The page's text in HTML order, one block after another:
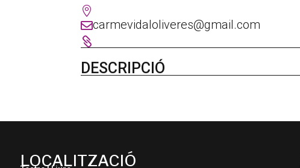

carmevidaloliveres@gmail.com

DESCRIPCIÓ
LOCALITZACIÓ